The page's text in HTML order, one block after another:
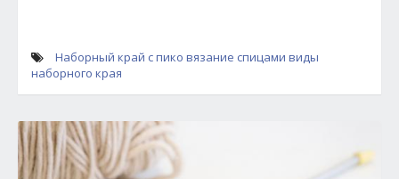
Наборный край с пико вязание спицами виды
наборного края